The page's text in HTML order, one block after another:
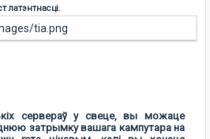
латэнтнасці.
сервераў у свеце, вы можаце
затрымку вашага кампутара на